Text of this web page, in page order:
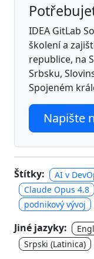
IDEA GitLab
školení a
republice, na
Srbsku,
Spojeném
Napište
Štítky: AI v
Claude Opus 4.8
podnikový vývoj
Jiné jazyky:
Srpski (Latinica)